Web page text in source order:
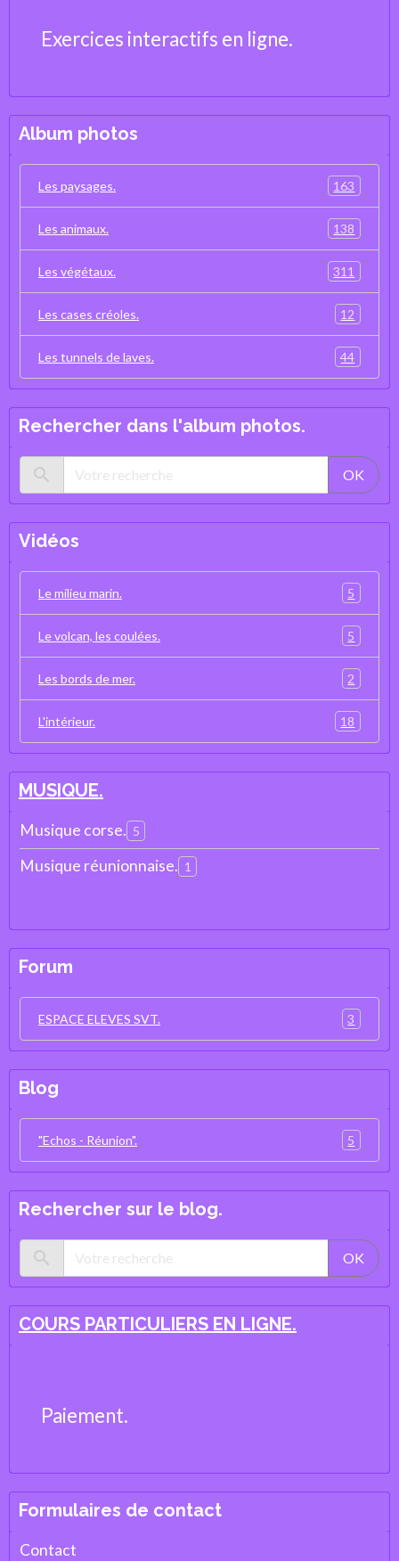
Exercices interactifs en ligne.
Album photos
Les paysages. 163
Les animaux. 138
Les végétaux. 311
Les cases créoles. 12
Les tunnels de laves. 44
Rechercher dans l'album photos.
OK
Vidéos
Le milieu marin. 5
Le volcan, les coulées. 5
Les bords de mer. 2
L'intérieur. 18
MUSIQUE.
Musique corse. 5
Musique réunionnaise. 1
Forum
ESPACE ELEVES SVT. 3
Blog
"Echos - Réunion". 5
Rechercher sur le blog.
OK
COURS PARTICULIERS EN LIGNE.
Paiement.
Formulaires de contact
Contact